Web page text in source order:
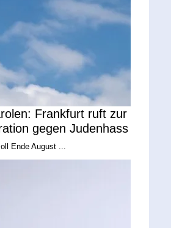
Frankfurt ruft zur
gegen Judenhass
Ende August ...